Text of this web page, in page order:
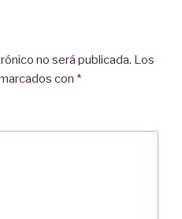
no será publicada. Los
con *